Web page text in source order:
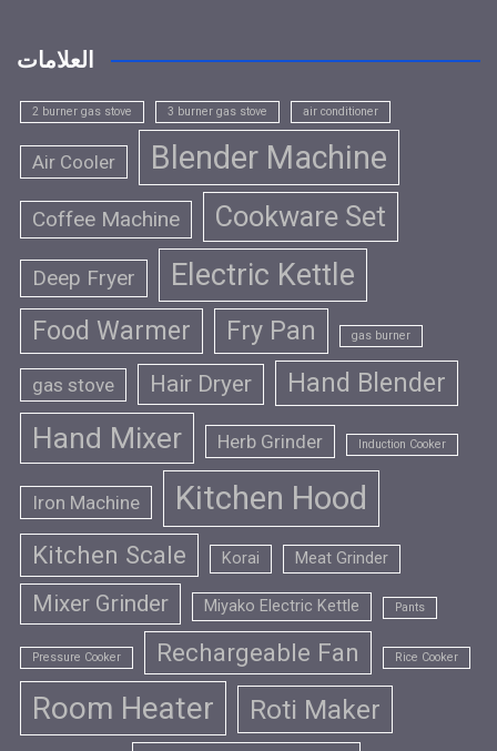
العلامات
2 burner gas stove 3 burner gas stove air conditioner
Air Cooler Blender Machine
Coffee Machine Cookware Set
Deep Fryer Electric Kettle
Food Warmer Fry Pan gas burner
gas stove Hair Dryer Hand Blender
Hand Mixer Herb Grinder Induction Cooker
Iron Machine Kitchen Hood
Kitchen Scale Korai Meat Grinder
Mixer Grinder Miyako Electric Kettle Pants
Pressure Cooker Rechargeable Fan Rice Cooker
Room Heater Roti Maker